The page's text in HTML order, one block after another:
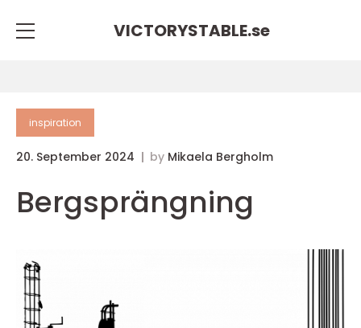
VICTORYSTABLE.se
inspiration
20. September 2024 by Mikaela Bergholm
Bergsprängning